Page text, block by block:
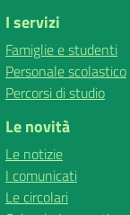
I servizi
Famiglie e studenti
Personale scolastico
Percorsi di studio
Le novità
Le notizie
I comunicati
Le circolari